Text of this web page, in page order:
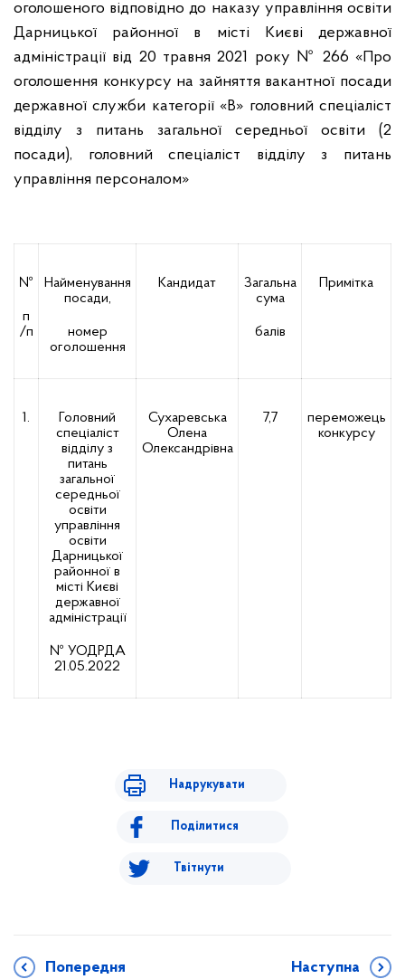
оголошеного відповідно до наказу управління освіти
Дарницької районної в місті Києві державної
адміністрації від 20 травня 2021 року № 266 «Про
оголошення конкурсу на зайняття вакантної посади
державної служби категорії «В» головний спеціаліст
відділу з питань загальної середньої освіти (2
посади), головний спеціаліст відділу з питань
управління персоналом»
№
п
/п
Найменування
посади,
номер
оголошення
Кандидат
Загальна
сума
балів
Примітка
1.
Головний
спеціаліст
відділу з
питань
загальної
середньої
освіти
управління
освіти
Дарницької
районної в
місті Києві
державної
адміністрації
№ УОДРДА
21.05.2022
Сухаревська
Олена
Олександрівна
7,7
переможець
конкурсу
Надрукувати
Поділитися
Твітнути
Попередня Наступна